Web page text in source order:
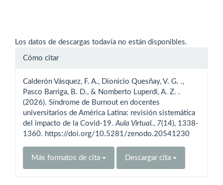
Los datos de descargas todavía no están disponibles.
Detalles
artículo
Cómo citar
Calderón Vásquez, F. A., Dionicio Quesñay, V. G. .,
Pasco Barriga, B. D., & Nomberto Luperdi, A. Z. .
(2026). Síndrome de Burnout en docentes
universitarios de América Latina: revisión sistemática
del impacto de la Covid-19.Aula Virtual., 7(14), 1338-
1360. https://doi.org/10.5281/zenodo.20541230
Más formatos de cita Descargar cita